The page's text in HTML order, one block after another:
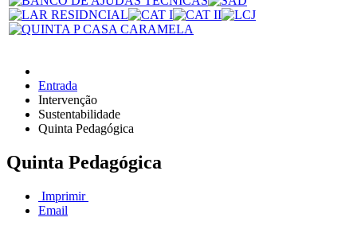
Entrada
Intervenção
Sustentabilidade
Quinta Pedagógica
Quinta Pedagógica
Imprimir
Email